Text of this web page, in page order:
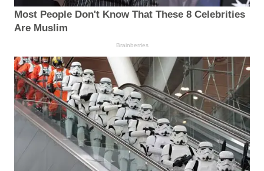
Most People Don't Know That These 8 Celebrities
Are Muslim
Brainberries